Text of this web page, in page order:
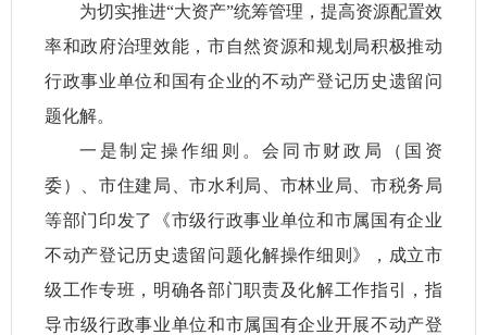
为切实推进“大资产”统筹管理，提高资源配置效
率和政府治理效能，市自然资源和规划局积极推动
行政事业单位和国有企业的不动产登记历史遗留问
题化解。
一是制定操作细则。会同市财政局（国资
委）、市住建局、市水利局、市林业局、市税务局
等部门印发了《市级行政事业单位和市属国有企业
不动产登记历史遗留问题化解操作细则》，成立市
级工作专班，明确各部门职责及化解工作指引，指
导市级行政事业单位和市属国有企业开展不动产登